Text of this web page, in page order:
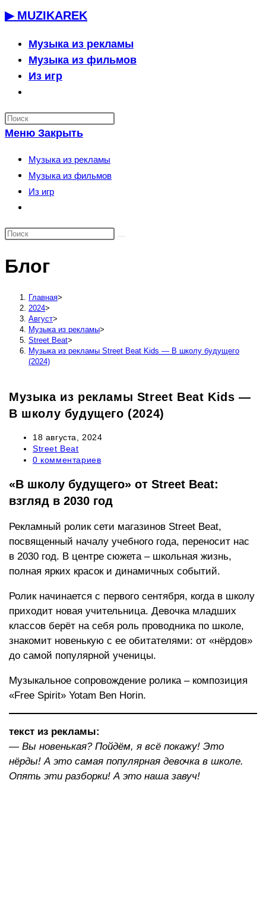
Перейти
содержимому
▶ MUZIKAREK
Музыка из рекламы
Музыка из фильмов
Из игр
по
веб-
сайту
Меню Закрыть
Музыка из рекламы
Музыка из фильмов
Из игр
по
сайту
Блог
Главная>
2024>
Август>
Музыка из рекламы>
Street Beat>
Музыка из рекламы Street Beat Kids — В школу будущего
(2024)
Музыка из рекламы Street Beat Kids —
В школу будущего (2024)
Запись
опубликована:
18 августа, 2024
Рубрика
записи:
Street Beat
Комментарии
записи:
0 комментариев
«В школу будущего» от Street Beat:
взгляд в 2030 год
Рекламный ролик сети магазинов Street Beat,
посвященный началу учебного года, переносит нас
в 2030 год. В центре сюжета – школьная жизнь,
полная ярких красок и динамичных событий.
Ролик начинается с первого сентября, когда в школу
приходит новая учительница. Девочка младших
классов берёт на себя роль проводника по школе,
знакомит новенькую с ее обитателями: от «нёрдов»
до самой популярной ученицы.
Музыкальное сопровождение ролика – композиция
«Free Spirit» Yotam Ben Horin.
текст из рекламы:
— Вы новенькая? Пойдём, я всё покажу! Это
нёрды! А это самая популярная девочка в школе.
Опять эти разборки! А это наша завуч!